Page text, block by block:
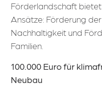
Förderlandschaft bietet
Ansätze: Förderung der
Nachhaltigkeit und
Familien.
100.000 Euro für
Neubau